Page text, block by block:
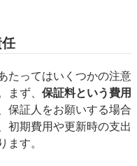
たってはいくつかの注意
ず、 保証料という費用
保証人をお願いする場合
初期費用や更新時の支出
す。